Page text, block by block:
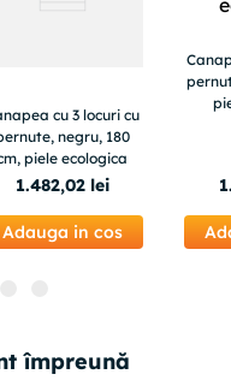
cu 3 locuri cu
negru, 180
piele ecologica
1.482,02 lei
Adauga in cos
1
împreună